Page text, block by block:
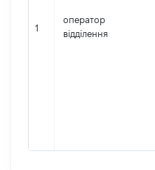
1
оператор
відділення